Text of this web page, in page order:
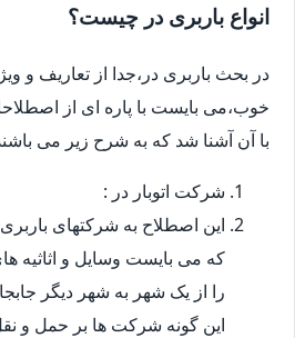
انواع باربری در چیست؟
در بحث باربری در،جدا از تعاریف و
خوب،می بایست با پاره ای از
با آن آشنا شد که به شرح زیر می
شرکت اتوبار در :
این اصطلاح به شرکتهای
که می بایست وسایل و اثاثیه
را از یک شهر به شهر دیگر
این گونه شرکت ها بر حمل و